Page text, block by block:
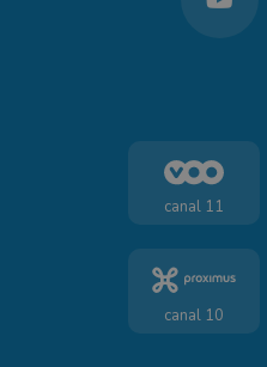
canal 11
canal 10